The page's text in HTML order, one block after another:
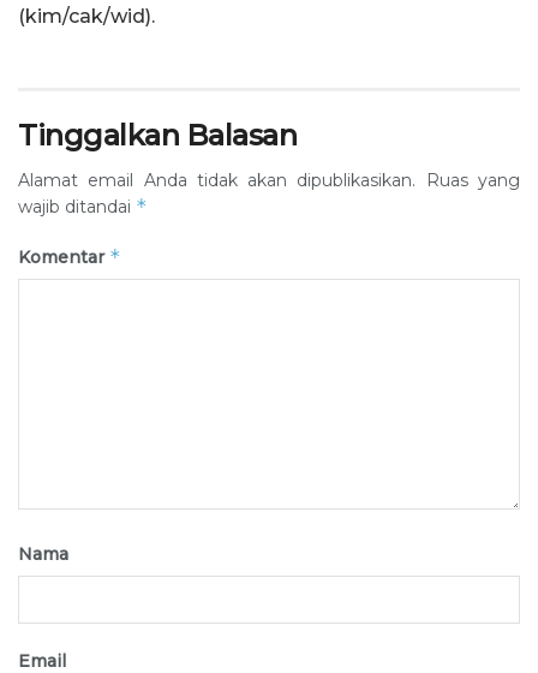
(kim/cak/wid).
Tinggalkan Balasan
Alamat email Anda tidak akan dipublikasikan.
Ruas yang
wajib ditandai *
Komentar *
Nama
Email